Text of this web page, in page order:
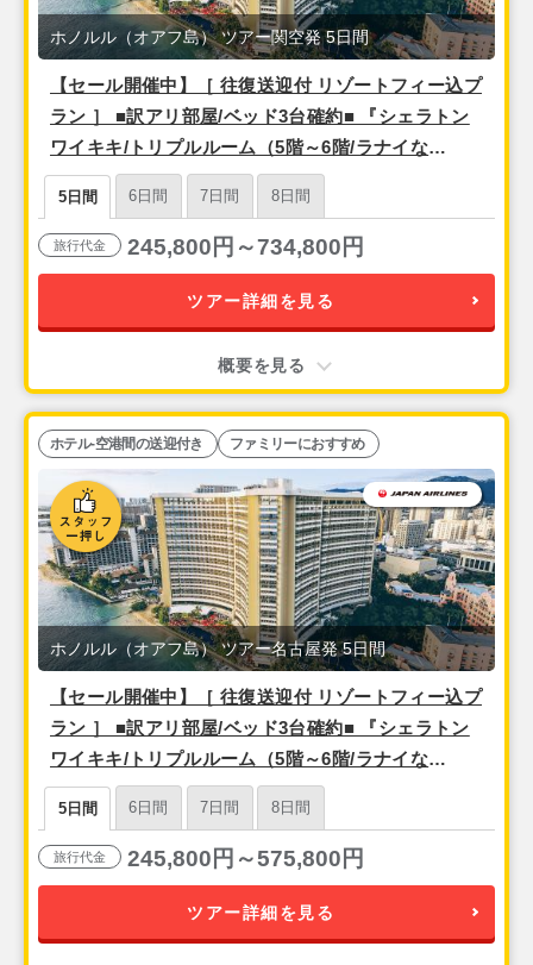
【セール開催中】［ 往復送迎付 リゾートフィー込プ
ラン ］ ■訳アリ部屋/ベッド3台確約■ 『シェラトン
ワイキキ/トリプルルーム（5階～6階/ラナイな
し）』 ＜関空発・アラスカ航空（ハワイアンブラン
ド便）利用＞ 3泊5日間
ホノルル（オアフ島） ツアー関空発 5日間
5日間 6日間 7日間 8日間
旅行代金 245,800円～734,800円
ツアー詳細を見る
概要を見る
【セール開催中】［ 往復送迎付 リゾートフィー込プ
ラン ］ ■訳アリ部屋/ベッド3台確約■ 『シェラトン
ワイキキ/トリプルルーム（5階～6階/ラナイな
し）』 ＜名古屋発 日本航空利用＞ 3泊5日間
ホノルル（オアフ島） ツアー名古屋発 5日間
ホテル-空港間の送迎付き ファミリーにおすすめ
5日間 6日間 7日間 8日間
旅行代金 245,800円～575,800円
ツアー詳細を見る